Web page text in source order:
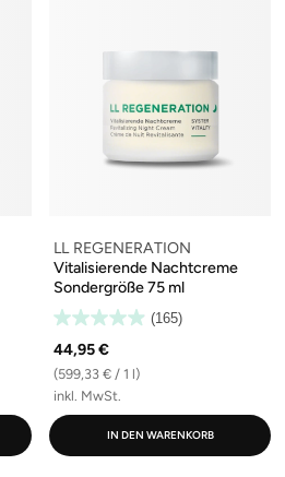
LL REGENERATION
Vitalisierende Nachtcreme
Sondergröße 75 ml
(165)
44,95 €
(599,33 € / 1 l)
inkl. MwSt.
IN DEN WARENKORB